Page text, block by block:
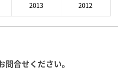
2013 2012
問合せください。